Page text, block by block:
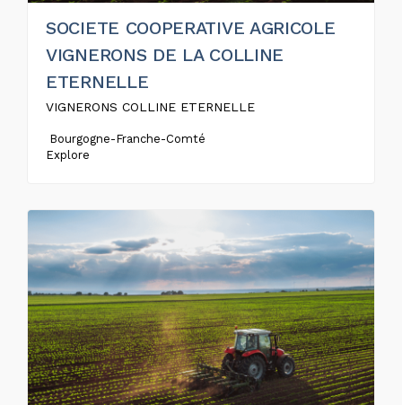
SOCIETE COOPERATIVE AGRICOLE
VIGNERONS DE LA COLLINE
ETERNELLE
VIGNERONS COLLINE ETERNELLE
Bourgogne-Franche-Comté
Explore